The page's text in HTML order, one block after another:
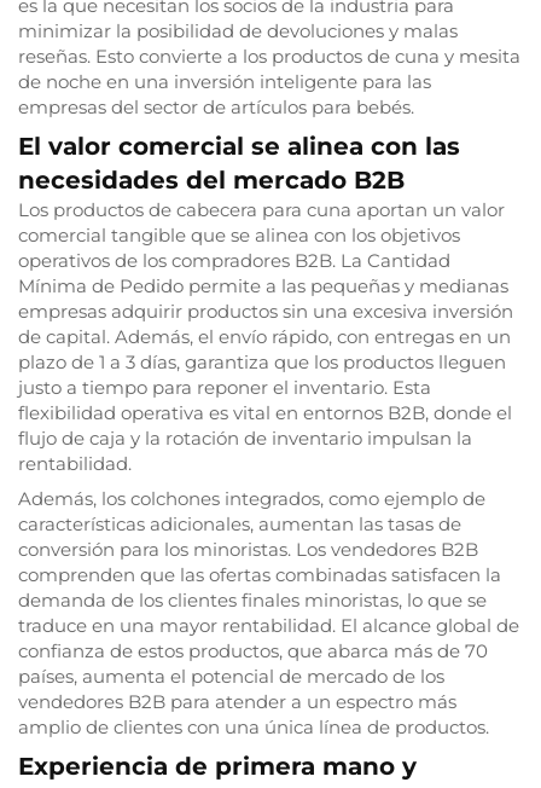
es la que necesitan los socios de la industria para
minimizar la posibilidad de devoluciones y malas
reseñas. Esto convierte a los productos de cuna y mesita
de noche en una inversión inteligente para las
empresas del sector de artículos para bebés.
El valor comercial se alinea con las
necesidades del mercado B2B
Los productos de cabecera para cuna aportan un valor
comercial tangible que se alinea con los objetivos
operativos de los compradores B2B. La Cantidad
Mínima de Pedido permite a las pequeñas y medianas
empresas adquirir productos sin una excesiva inversión
de capital. Además, el envío rápido, con entregas en un
plazo de 1 a 3 días, garantiza que los productos lleguen
justo a tiempo para reponer el inventario. Esta
flexibilidad operativa es vital en entornos B2B, donde el
flujo de caja y la rotación de inventario impulsan la
rentabilidad.
Además, los colchones integrados, como ejemplo de
características adicionales, aumentan las tasas de
conversión para los minoristas. Los vendedores B2B
comprenden que las ofertas combinadas satisfacen la
demanda de los clientes finales minoristas, lo que se
traduce en una mayor rentabilidad. El alcance global de
confianza de estos productos, que abarca más de 70
países, aumenta el potencial de mercado de los
vendedores B2B para atender a un espectro más
amplio de clientes con una única línea de productos.
Experiencia de primera mano y